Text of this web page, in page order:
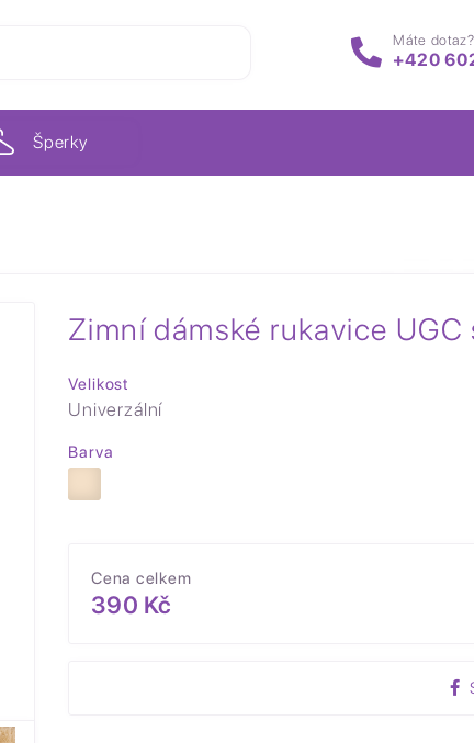
Máte
+420
Šperky
Zimní dámské rukavice UGC
Velikost
Univerzální
Barva
Cena celkem
390 Kč